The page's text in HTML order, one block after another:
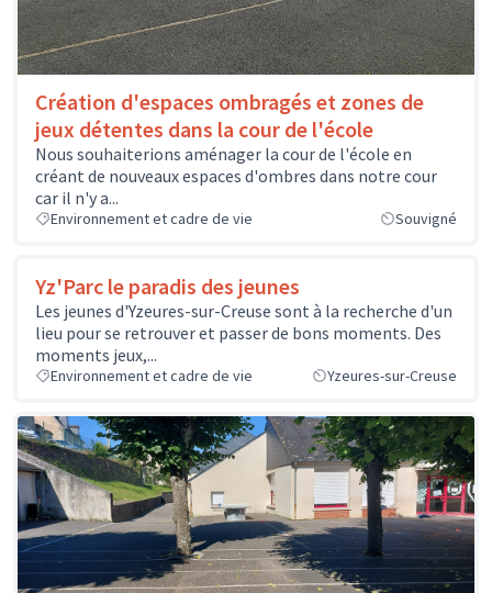
Création d'espaces ombragés et zones de
jeux détentes dans la cour de l'école
Nous souhaiterions aménager la cour de l'école en
créant de nouveaux espaces d'ombres dans notre cour
car il n'y a...
Environnement et cadre de vie Souvigné
Yz'Parc le paradis des jeunes
Les jeunes d'Yzeures-sur-Creuse sont à la recherche d'un
lieu pour se retrouver et passer de bons moments. Des
moments jeux,...
Environnement et cadre de vie Yzeures-sur-Creuse